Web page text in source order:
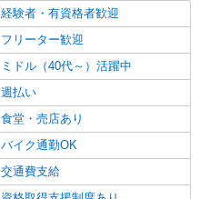
経験者・有資格者歓迎
フリーター歓迎
ミドル（40代～）活躍中
週払い
食堂・売店あり
バイク通勤OK
交通費支給